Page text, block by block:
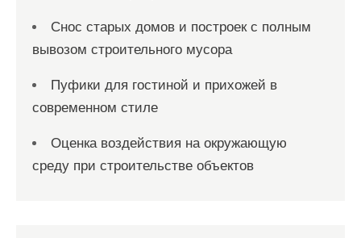
Снос старых домов и построек с полным
вывозом строительного мусора
Пуфики для гостиной и прихожей в
современном стиле
Оценка воздействия на окружающую
среду при строительстве объектов